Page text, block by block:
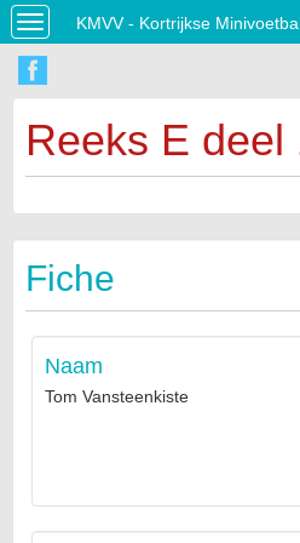
Toggle
navigation
KMVV - Kortrijkse
Reeks E deel
Fiche
Naam
Tom Vansteenkiste